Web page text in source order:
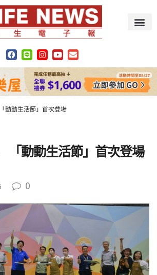
動動生活節」首次登場
動動生活節」首次登場
0